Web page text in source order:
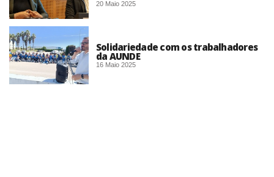
20 Maio 2025
Solidariedade com os trabalhadores
da AUNDE
16 Maio 2025